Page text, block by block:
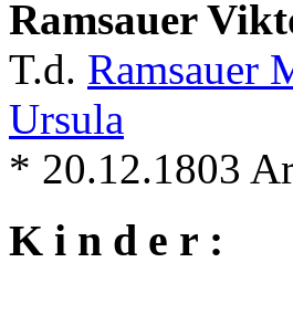
Ramsauer
T.d. Ramsauer
Ursula
* 20.12.1803
K i n d e r :